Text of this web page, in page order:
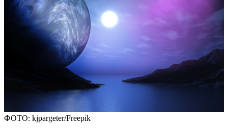
ФОТО: kjpargeter/Freepik